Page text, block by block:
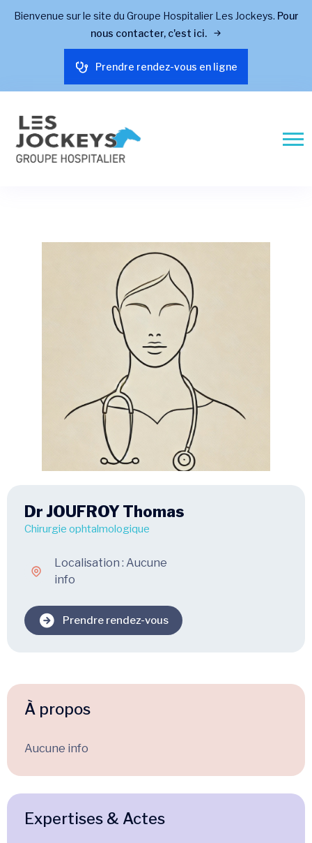
Bienvenue sur le site du Groupe Hospitalier Les Jockeys. Pour
nous contacter, c'est ici.
Prendre rendez-vous en ligne
Dr JOUFROY Thomas
Chirurgie ophtalmologique
Localisation : Aucune
info
Prendre rendez-vous
À propos
Aucune info
Expertises & Actes